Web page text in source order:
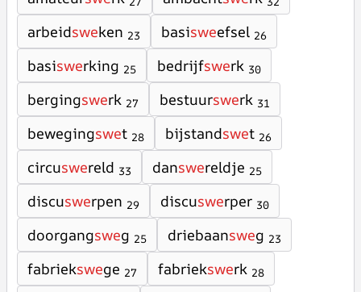
arbeidsweken 23 basisweefsel 26
basiswerking 25 bedrijfswerk 30
bergingswerk 27 bestuurswerk 31
bewegingswet 28 bijstandswet 26
circuswereld 33 danswereldje 25
discuswerpen 29 discuswerper 30
doorgangsweg 25 driebaansweg 23
fabriekswege 27 fabriekswerk 28